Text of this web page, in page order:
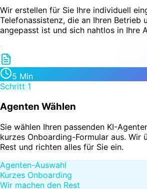
Wir erstellen für Sie Ihre individuell
Telefonassistenz, die an Ihren Betrieb
angepasst ist und sich nahtlos in Ihre
1
5 Min
Schritt 1
Agenten Wählen
Sie wählen Ihren passenden KI-
kurzes Onboarding-Formular aus. Wir
Rest und richten alles für Sie ein.
Agenten-Auswahl
Kurzes Onboarding
Wir machen den Rest